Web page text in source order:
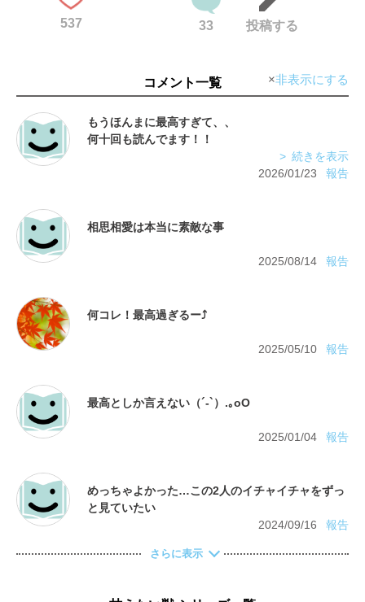
537 33 投稿する
コメント一覧 非表示にする
もうほんまに最高すぎて、、
何十回も読んでます！！
作者さんの絵が好きすぎて電子で他のお話も続きを表示
2026/01/23
報告
2025/08/14 報告
2025/05/10 報告
2025/01/04 報告
めっちゃよかった…この2人のイチャイチャをずっ
2024/09/16
報告
さらに表示